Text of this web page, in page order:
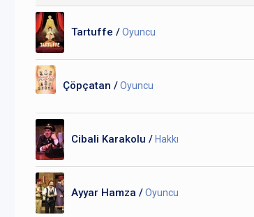
Tartuffe /Oyuncu
Çöpçatan /Oyuncu
Cibali Karakolu / Hakkı
Ayyar Hamza /Oyuncu